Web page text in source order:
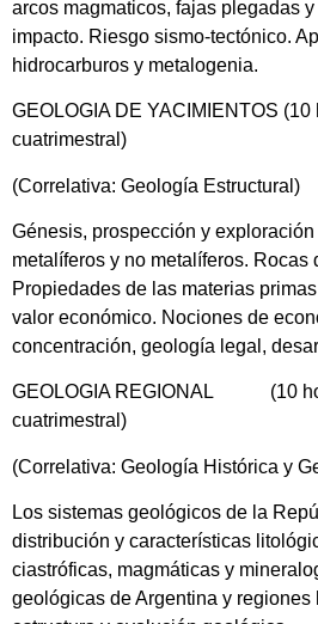
arcos magmaticos, fajas plegadas
impacto. Riesgo sismo-tectónico.
hidrocarburos y metalogenia.
GEOLOGIA DE YACIMIENTOS (10
cuatrimestral)
(Correlativa: Geología Estructural)
Génesis, prospección y
metalíferos y no metalíferos. Rocas
Propiedades de las materias
valor económico. Nociones de
concentración, geología legal,
GEOLOGIA REGIONAL (10
cuatrimestral)
(Correlativa: Geología Histórica y
Los sistemas geológicos de la
distribución y características
ciastróficas, magmáticas y
geológicas de Argentina y regiones